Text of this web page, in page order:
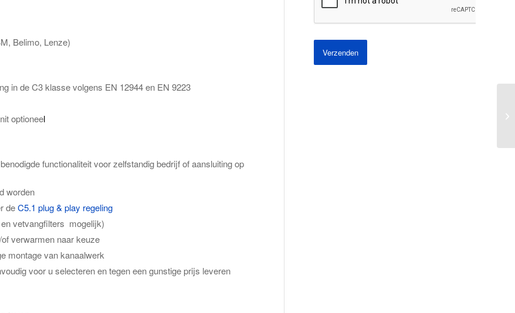
Belimo, Lenze)
in de C3 klasse volgens EN 12944 en EN 9223
optioneel
functionaliteit voor zelfstandig bedrijf of aansluiting op
worden
deC5.1 plug & play regeling
vetvangfilters mogelijk)
verwarmen naar keuze
montage van kanaalwerk
voor u selecteren en tegen een gunstige prijs leveren